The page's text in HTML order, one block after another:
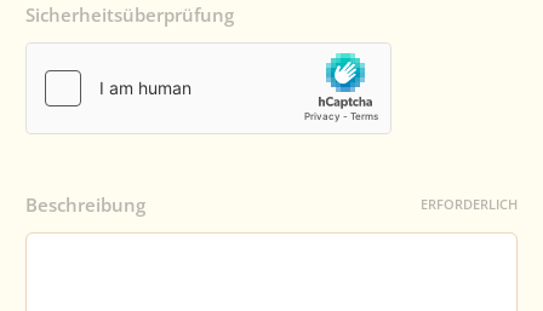
Sicherheitsüberprüfung
Beschreibung ERFORDERLICH